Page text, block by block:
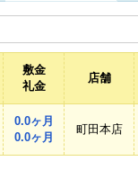
敷金
礼金
店舗
0.0ヶ月
0.0ヶ月
町田本店